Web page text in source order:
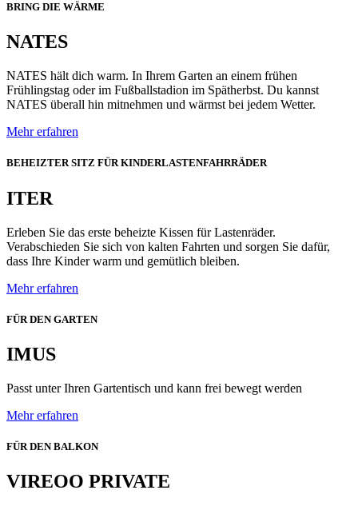
BRING DIE WÄRME
NATES
NATES hält dich warm. In Ihrem Garten an einem frühen
Frühlingstag oder im Fußballstadion im Spätherbst. Du kannst
NATES überall hin mitnehmen und wärmst bei jedem Wetter.
Mehr erfahren
BEHEIZTER SITZ FÜR KINDERLASTENFAHRRÄDER
ITER
Erleben Sie das erste beheizte Kissen für Lastenräder.
Verabschieden Sie sich von kalten Fahrten und sorgen Sie dafür,
dass Ihre Kinder warm und gemütlich bleiben.
Mehr erfahren
FÜR DEN GARTEN
IMUS
Passt unter Ihren Gartentisch und kann frei bewegt werden
Mehr erfahren
FÜR DEN BALKON
VIREOO PRIVATE